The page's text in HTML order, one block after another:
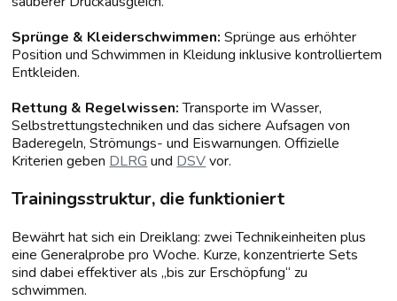
Sprünge & Kleiderschwimmen: Sprünge aus erhöhter
Position und Schwimmen in Kleidung inklusive kontrolliertem
Entkleiden.
Rettung & Regelwissen:Transporte im Wasser,
Selbstrettungstechniken und das sichere Aufsagen von
Baderegeln, Strömungs- und Eiswarnungen. Offizielle
Kriterien geben DLRG und DSVvor.
Trainingsstruktur, die funktioniert
Bewährt hat sich ein Dreiklang: zwei Technikeinheiten plus
eine Generalprobe pro Woche. Kurze, konzentrierte Sets
sind dabei effektiver als „bis zur Erschöpfung“ zu
schwimmen.